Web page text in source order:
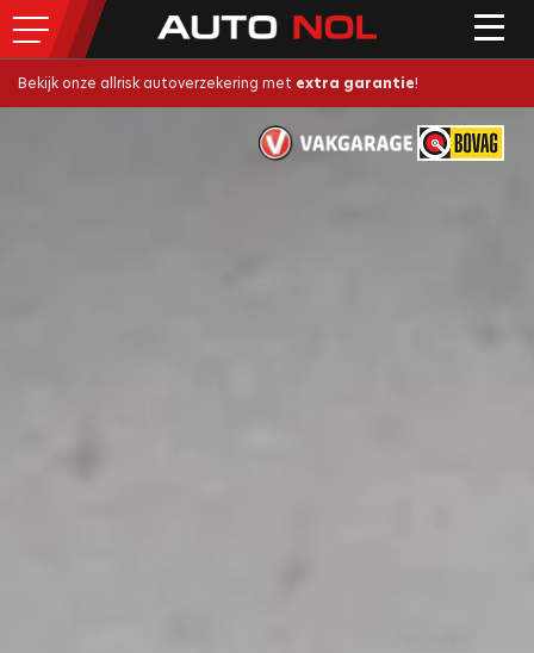
Bekijk onze allrisk autoverzekering met extra garantie!